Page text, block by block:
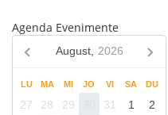
Agenda Evenimente
August, 2026
LU MA MI JO VI SA DU
27 28 29 31 1
2